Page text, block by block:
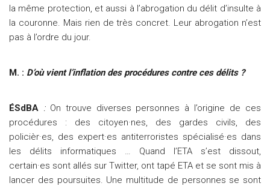
la même protection, et aussi à l’abrogation du délit d’insulte à
la couronne. Mais rien de très concret. Leur abrogation n’est
pas à l’ordre du jour.
M. : D’où vient l’inflation des procédures contre ces délits ?
ÉSdBA : On trouve diverses personnes à l’origine de ces
procédures : des citoyen·nes, des gardes civils, des
policièr·es, des expert·es antiterroristes spécialisé·es dans
les délits informatiques … Quand l’ETA s’est dissout,
certain·es sont allés sur Twitter, ont tapé ETA et se sont mis à
lancer des poursuites. Une multitude de personnes se sont